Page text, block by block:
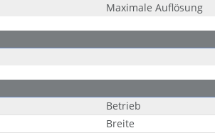
Maximale Auflösung
Betrieb
Breite